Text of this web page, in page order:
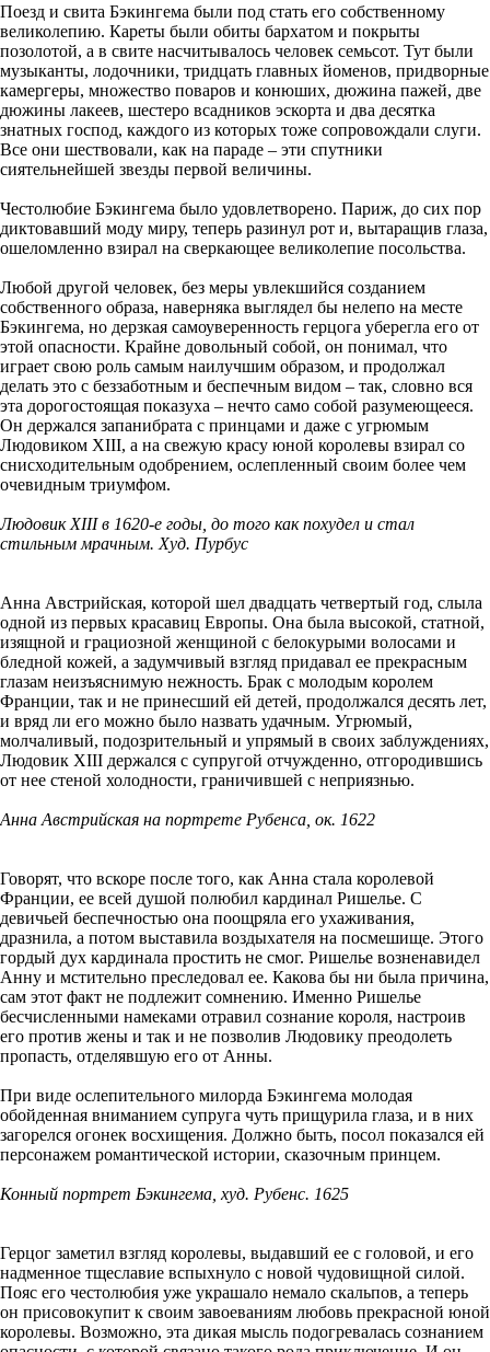
Поезд и свита Бэкингема были под стать его собственному
великолепию. Кареты были обиты бархатом и покрыты
позолотой, а в свите насчитывалось человек семьсот. Тут были
музыканты, лодочники, тридцать главных йоменов, придворные
камергеры, множество поваров и конюших, дюжина пажей, две
дюжины лакеев, шестеро всадников эскорта и два десятка
знатных господ, каждого из которых тоже сопровождали слуги.
Все они шествовали, как на параде – эти спутники
сиятельнейшей звезды первой величины.
Честолюбие Бэкингема было удовлетворено. Париж, до сих пор
диктовавший моду миру, теперь разинул рот и, вытаращив глаза,
ошеломленно взирал на сверкающее великолепие посольства.
Любой другой человек, без меры увлекшийся созданием
собственного образа, наверняка выглядел бы нелепо на месте
Бэкингема, но дерзкая самоуверенность герцога уберегла его от
этой опасности. Крайне довольный собой, он понимал, что
играет свою роль самым наилучшим образом, и продолжал
делать это с беззаботным и беспечным видом – так, словно вся
эта дорогостоящая показуха – нечто само собой разумеющееся.
Он держался запанибрата с принцами и даже с угрюмым
Людовиком XIII, а на свежую красу юной королевы взирал со
снисходительным одобрением, ослепленный своим более чем
очевидным триумфом.
Людовик XIII в 1620-е годы, до того как похудел и стал
стильным мрачным. Худ. Пурбус
Анна Австрийская, которой шел двадцать четвертый год, слыла
одной из первых красавиц Европы. Она была высокой, статной,
изящной и грациозной женщиной с белокурыми волосами и
бледной кожей, а задумчивый взгляд придавал ее прекрасным
глазам неизъяснимую нежность. Брак с молодым королем
Франции, так и не принесший ей детей, продолжался десять лет,
и вряд ли его можно было назвать удачным. Угрюмый,
молчаливый, подозрительный и упрямый в своих заблуждениях,
Людовик XIII держался с супругой отчужденно, отгородившись
от нее стеной холодности, граничившей с неприязнью.
Анна Австрийская на портрете Рубенса, ок. 1622
Говорят, что вскоре после того, как Анна стала королевой
Франции, ее всей душой полюбил кардинал Ришелье. С
девичьей беспечностью она поощряла его ухаживания,
дразнила, а потом выставила воздыхателя на посмешище. Этого
гордый дух кардинала простить не смог. Ришелье возненавидел
Анну и мстительно преследовал ее. Какова бы ни была причина,
сам этот факт не подлежит сомнению. Именно Ришелье
бесчисленными намеками отравил сознание короля, настроив
его против жены и так и не позволив Людовику преодолеть
пропасть, отделявшую его от Анны.
При виде ослепительного милорда Бэкингема молодая
обойденная вниманием супруга чуть прищурила глаза, и в них
загорелся огонек восхищения. Должно быть, посол показался ей
персонажем романтической истории, сказочным принцем.
Конный портрет Бэкингема, худ. Рубенс. 1625
Герцог заметил взгляд королевы, выдавший ее с головой, и его
надменное тщеславие вспыхнуло с новой чудовищной силой.
Пояс его честолюбия уже украшало немало скальпов, а теперь
он присовокупит к своим завоеваниям любовь прекрасной юной
королевы. Возможно, эта дикая мысль подогревалась сознанием